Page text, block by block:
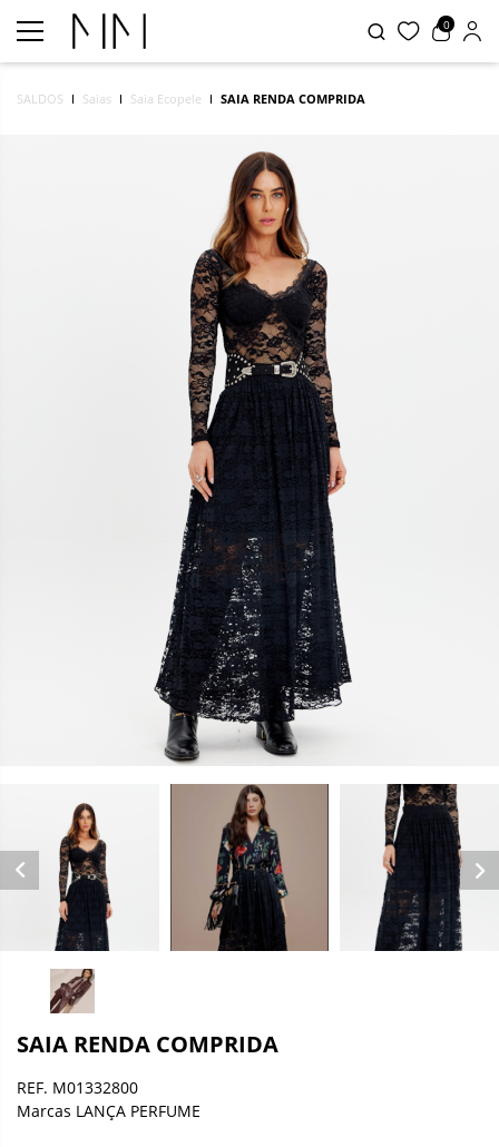
0
SALDOS Saias Saia Ecopele SAIA RENDA COMPRIDA
SAIA RENDA COMPRIDA
REF. M01332800
Marcas LANÇA PERFUME